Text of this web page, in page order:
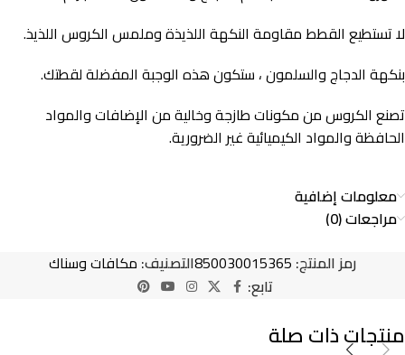
لا تستطيع القطط مقاومة النكهة اللذيذة وملمس الكروس اللذيذ.
بنكهة الدجاج والسلمون ، ستكون هذه الوجبة المفضلة لقطتك.
تصنع الكروس من مكونات طازجة وخالية من الإضافات والمواد
الحافظة والمواد الكيميائية غير الضرورية.
معلومات إضافية
مراجعات (0)
رمز المنتج: 850030015365التصنيف: مكافات وسناك
تابع:
منتجات ذات صلة